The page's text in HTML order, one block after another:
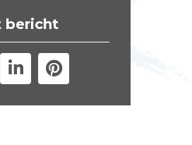
bericht